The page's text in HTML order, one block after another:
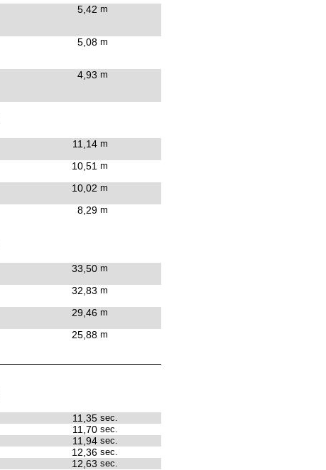
5,42 m
5,08 m
4,93 m
11,14 m
10,51 m
10,02 m
8,29 m
33,50 m
32,83 m
29,46 m
25,88 m
11,35 sec.
11,70 sec.
11,94 sec.
12,36 sec.
12,63 sec.